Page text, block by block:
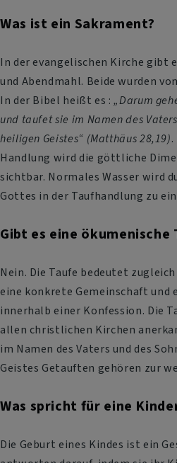
Was ist ein Sakrament?
In der evangelischen Kirche gibt
und Abendmahl. Beide wurden
In der Bibel heißt es : „Darum
und taufet sie im Namen des
heiligen Geistes“ (Matthäus 28,19)
Handlung wird die göttliche
sichtbar. Normales Wasser wird
Gottes in der Taufhandlung zu
Gibt es eine ökumenische
Nein. Die Taufe bedeutet
eine konkrete Gemeinschaft
innerhalb einer Konfession. Die
allen christlichen Kirchen
im Namen des Vaters und des
Geistes Getauften gehören zur
Was spricht für eine
Die Geburt eines Kindes ist ein